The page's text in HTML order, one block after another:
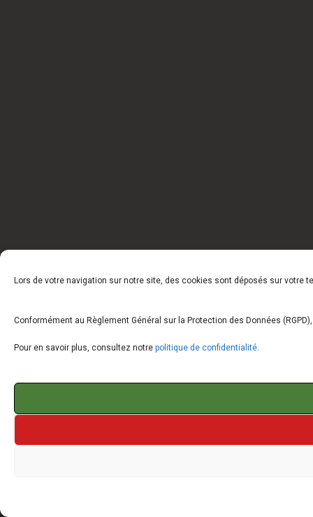
Lors de votre navigation sur notre site, des cookies sont déposés sur votre
Conformément au Règlement Général sur la Protection des Données
Pour en savoir plus, consultez notre politique de confidentialité.